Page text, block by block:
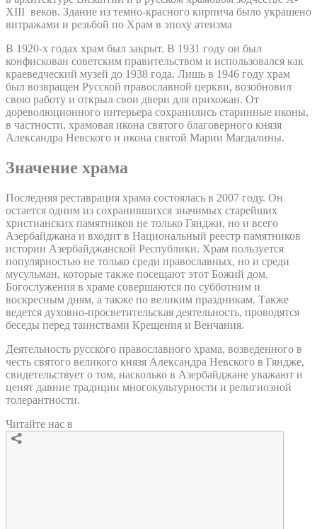
XIII веков. Здание из темно-красного кирпича было украшено
витражами и резьбой по Храм в эпоху атеизма
В 1920-х годах храм был закрыт. В 1931 году он был
конфискован советским правительством и использовался как
краеведческий музей до 1938 года. Лишь в 1946 году храм
был возвращен Русской православной церкви, возобновил
свою работу и открыл свои двери для прихожан. От
дореволюционного интерьера сохранились старинные иконы,
в частности, храмовая икона святого благоверного князя
Александра Невского и икона святой Марии Магдалины.
Значение храма
Последняя реставрация храма состоялась в 2007 году. Он
остается одним из сохранившихся значимых старейших
христианских памятников не только Гянджи, но и всего
Азербайджана и входит в Национальный реестр памятников
истории Азербайджанской Республики. Храм пользуется
популярностью не только среди православных, но и среди
мусульман, которые также посещают этот Божий дом.
Богослужения в храме совершаются по субботним и
воскресным дням, а также по великим праздникам. Также
ведется духовно-просветительская деятельность, проводятся
беседы перед таинствами Крещения и Венчания.
Деятельность русского православного храма, возведенного в
честь святого великого князя Александра Невского в Гяндже,
свидетельствует о том, насколько в Азербайджане уважают и
ценят давние традиции многокультурности и религиозной
толерантности.
Читайте нас в